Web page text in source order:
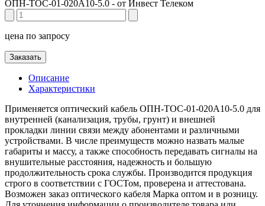
цена по запросу
Заказать
Описание
Характеристики
Применяется оптический кабель ОПН-ТОС-01-020А10-5.0 для
внутренней (канализация, трубы, грунт) и внешней
прокладки линии связи между абонентами и различными
устройствами. В числе преимуществ можно назвать малые
габариты и массу, а также способность передавать сигналы на
внушительные расстояния, надежность и большую
продолжительность срока службы. Производится продукция
строго в соответствии с ГОСТом, проверена и аттестована.
Возможен заказ оптического кабеля Марка оптом и в розницу.